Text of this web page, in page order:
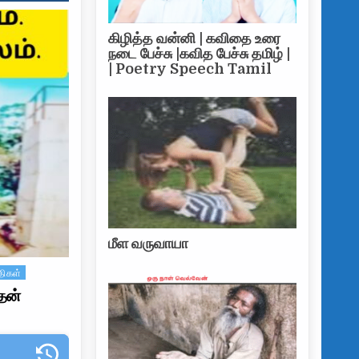
கிழித்த வன்னி | கவிதை உரை
நடை பேச்சு |கவித பேச்சு தமிழ் |
| Poetry Speech Tamil
மீள வருவாயா